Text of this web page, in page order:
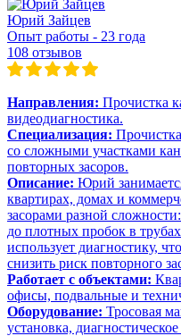
Юрий Зайцев
Опыт работы - 23 года
108 отзывов
Направления: Прочистка
видеодиагностика.
Специализация:
со сложными участками
повторных засоров.
Описание: Юрий
квартирах, домах и
засорами разной
до плотных пробок в
использует диагностику,
снизить риск повторного
Работает с объектами:
офисы, подвальные и
Оборудование: Тросовая
установка,